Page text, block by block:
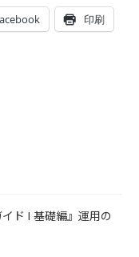
印刷
ド I 基礎編』運用の